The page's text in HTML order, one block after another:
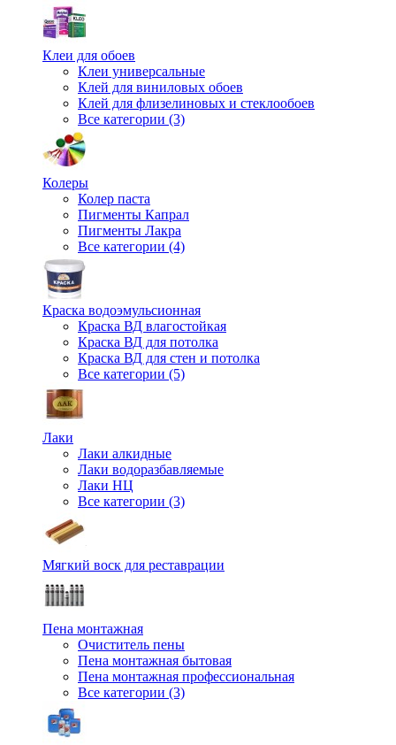
Клеи для обоев
Клеи универсальные
Клей для виниловых обоев
Клей для флизелиновых и стеклообоев
Все категории (3)
Колеры
Колер паста
Пигменты Капрал
Пигменты Лакра
Все категории (4)
Краска водоэмульсионная
Краска ВД влагостойкая
Краска ВД для потолка
Краска ВД для стен и потолка
Все категории (5)
Лаки
Лаки алкидные
Лаки водоразбавляемые
Лаки НЦ
Все категории (3)
Мягкий воск для реставрации
Пена монтажная
Очиститель пены
Пена монтажная бытовая
Пена монтажная профессиональная
Все категории (3)